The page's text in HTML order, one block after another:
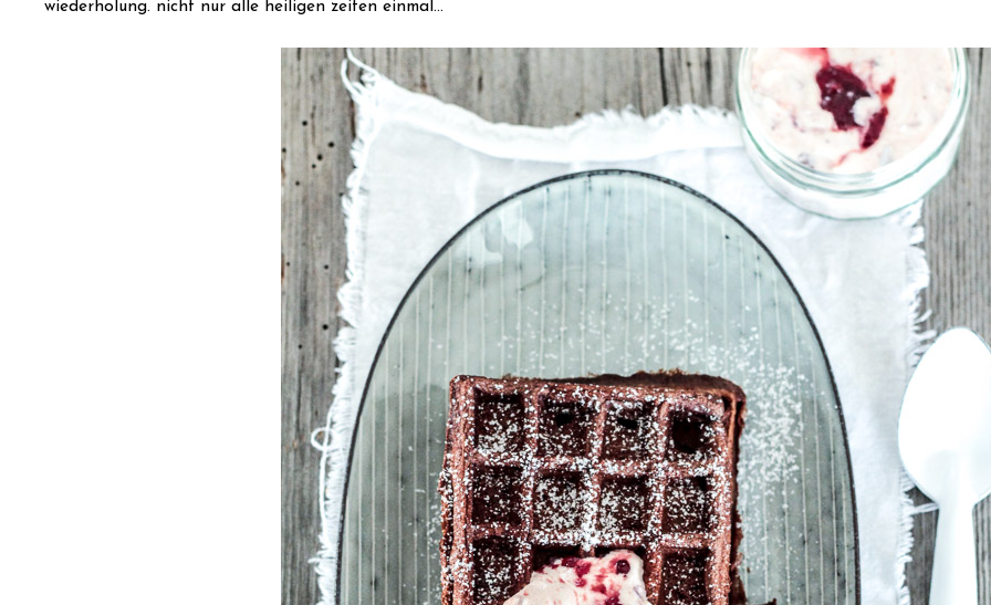
wiederholung. nicht nur alle heiligen zeiten einmal...